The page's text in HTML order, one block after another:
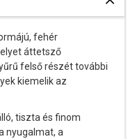
fehér
áttetsző
felső részét további
kiemelik az
tiszta és finom
nyugalmat, a